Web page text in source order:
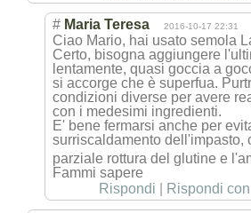
# Maria Teresa 2016-10-17 22:31
Ciao Mario, hai usato semola
Certo, bisogna aggiungere
lentamente, quasi goccia a
si accorge che è superfua.
condizioni diverse per avere
con i medesimi ingredienti.
E' bene fermarsi anche per
surriscaldamento dell'impasto,
parziale rottura del glutine e
Fammi sapere
Rispondi
Rispondi